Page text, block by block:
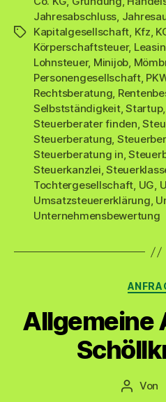
Schlagwörter
Jahresabschluss,
Kapitalgesellschaft, Kfz,
Körperschaftsteuer,
Lohnsteuer, Minijob,
Personengesellschaft,
Rechtsberatung,
Selbstständigkeit,Startup,
Steuerberater finden,
Steuerberatung,
Steuerberatung in,
Steuerkanzlei,
Tochtergesellschaft, UG,
Umsatzsteuererklärung,
Unternehmensbewertung
Allgemeine
Von